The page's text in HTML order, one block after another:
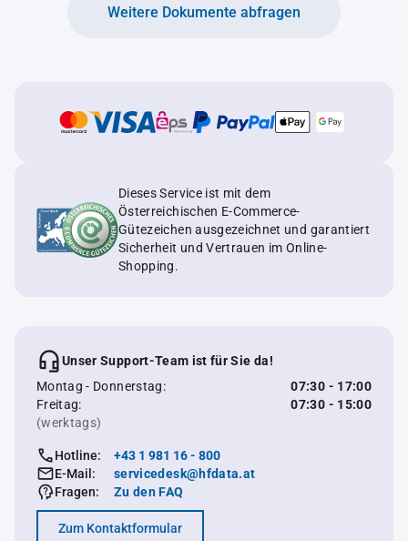
Weitere Dokumente abfragen
Dieses Service ist mit dem
Österreichischen E-Commerce-
Gütezeichen ausgezeichnet und garantiert
Sicherheit und Vertrauen im Online-
Shopping.
Unser Support-Team ist für Sie da!
Montag - Donnerstag:
07:30 - 17:00
Freitag:
07:30 - 15:00
(werktags)
Hotline:
+43 1 981 16 - 800
E-Mail:
servicedesk@hfdata.at
Fragen:
Zu den FAQ
Zum Kontaktformular